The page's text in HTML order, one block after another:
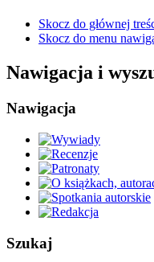
Skocz do głównej
Skocz do menu
Nawigacja i
Nawigacja
Szukaj